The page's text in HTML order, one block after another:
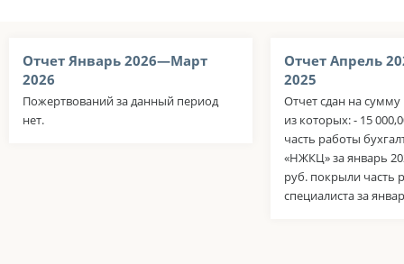
Отчет Январь 2026—Март
2026
Пожертвований за данный период
нет.
Отчет Апрель
2025
Отчет сдан на сумму
из которых: - 15
часть работы
«НЖКЦ» за январь
руб. покрыли
специалиста за